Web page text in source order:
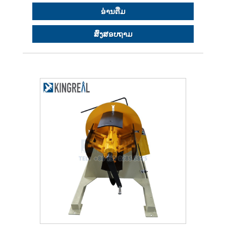
ອ່ານ​ຕື່ມ
ສົ່ງສອບຖາມ